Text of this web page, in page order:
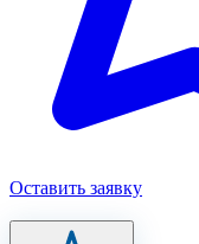
Оставить заявку